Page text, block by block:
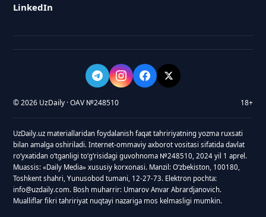
LinkedIn
© 2026 UzDaily · OAV №248510 18+
UzDaily.uz materiallaridan foydalanish faqat tahririyatning yozma ruxsati
bilan amalga oshiriladi. Internet-ommaviy axborot vositasi sifatida davlat
roʻyxatidan oʻtganligi toʻgʻrisidagi guvohnoma №248510, 2024 yil 1 aprel.
Muassis: «Daily Media» xususiy korxonasi. Manzil: Oʻzbekiston, 100180,
Toshkent shahri, Yunusobod tumani, 12-27-73. Elektron pochta:
info@uzdaily.com. Bosh muharrir: Umarov Anvar Abrardjanovich.
Mualliflar fikri tahririyat nuqtayi nazariga mos kelmasligi mumkin.